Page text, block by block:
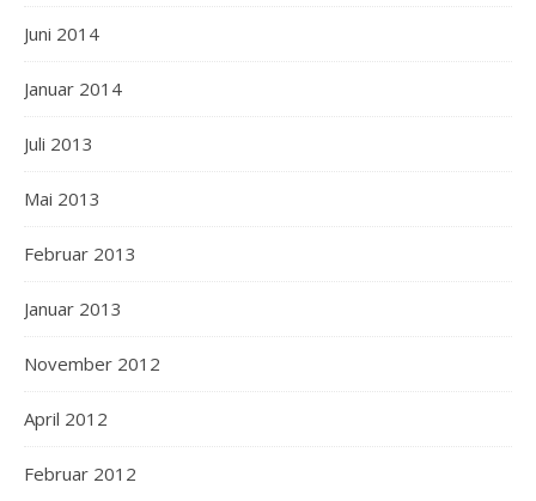
Juni 2014
Januar 2014
Juli 2013
Mai 2013
Februar 2013
Januar 2013
November 2012
April 2012
Februar 2012